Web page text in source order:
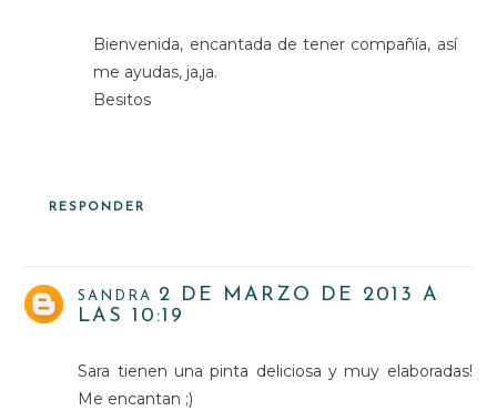
Bienvenida, encantada de tener compañía, así
me ayudas, ja,ja.
Besitos
RESPONDER
SANDRA
2 DE MARZO DE 2013 A
LAS 10:19
Sara tienen una pinta deliciosa y muy elaboradas!
Me encantan ;)